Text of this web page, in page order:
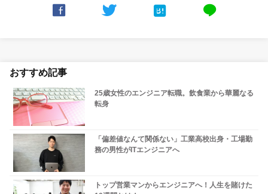
   line
おすすめ記事
25歳女性のエンジニア転職。飲食業から華麗なる
転身
「偏差値なんて関係ない」工業高校出身・工場勤
務の男性がITエンジニアへ
トップ営業マンからエンジニアへ！人生を賭けた